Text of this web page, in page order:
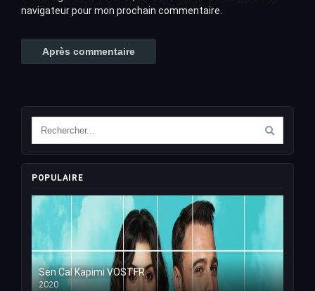
navigateur pour mon prochain commentaire.
POPULAIRE
Sen Cal Kapimi VOSTFR
2020